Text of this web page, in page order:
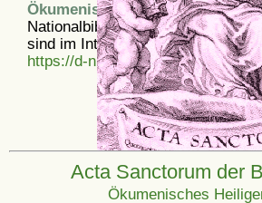
Acta Sanctorum der
Ökumenische Heiligenlexikonin
Nationalbibliografie; detaillierte
sind im Internet überhttps://d-
https://d-nb.info/969828497
Ökumenisches